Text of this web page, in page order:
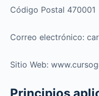
Código Postal 470001
Correo electrónico:
Sitio Web: